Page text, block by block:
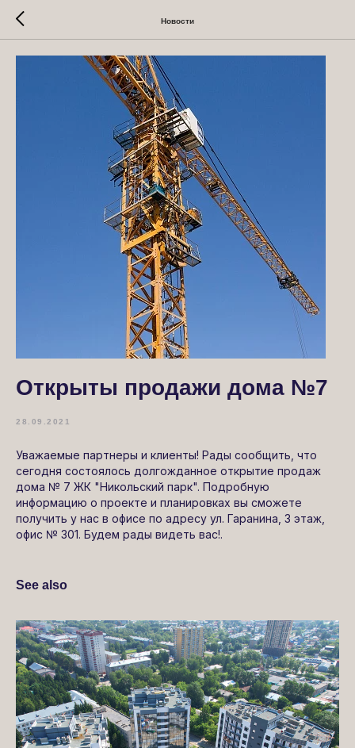
Новости
Открыты продажи дома №7
28.09.2021
Уважаемые партнеры и клиенты! Рады сообщить, что
сегодня состоялось долгожданное открытие продаж
дома № 7 ЖК "Никольский парк". Подробную
информацию о проекте и планировках вы сможете
получить у нас в офисе по адресу ул. Гаранина, 3 этаж,
офис № 301. Будем рады видеть вас!.
See also